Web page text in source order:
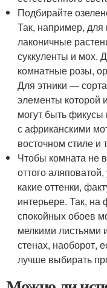
Подбирайте
Так, например,
лаконичные
суккуленты и мох.
комнатные розы,
Для этники —
элементы которой
могут быть
с африканскими
восточном стиле и
Чтобы комната не
оттого
какие оттенки,
интерьере. Так, на
спокойных обоев
мелкими листьями
стенах, наоборот,
лучше выбирать